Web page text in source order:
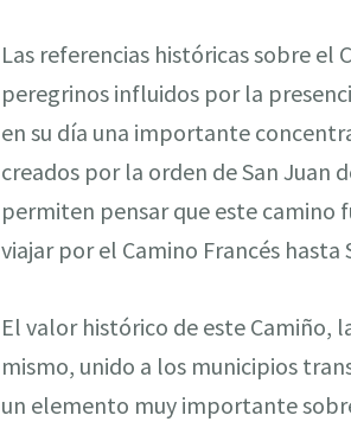
Las referencias históricas sobre
peregrinos influidos por la
en su día una importante
creados por la orden de San Juan
permiten pensar que este camino
viajar por el Camino Francés
El valor histórico de este Camiño,
mismo, unido a los municipios
un elemento muy importante